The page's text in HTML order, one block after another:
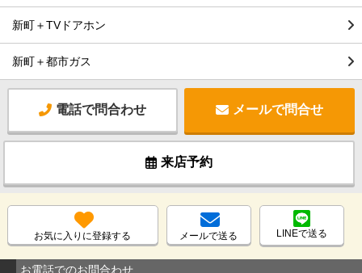
新町＋TVドアホン
新町＋都市ガス
電話で問合わせ メールで問合せ
来店予約
お気に入りに登録する メールで送る LINEで送る
お電話でのお問合わせ